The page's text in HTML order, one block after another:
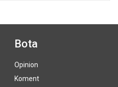
Bota
Opinion
Koment